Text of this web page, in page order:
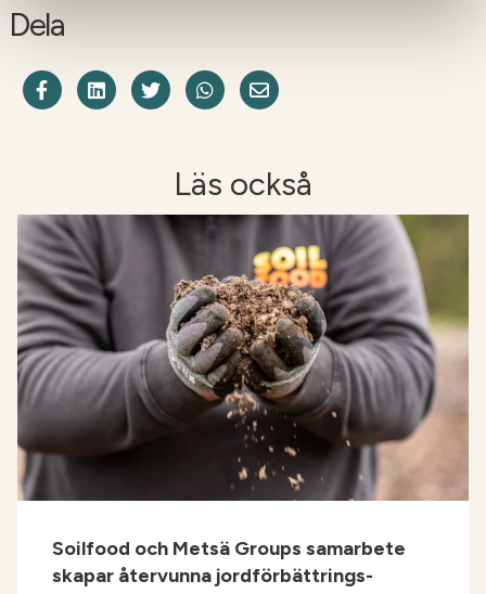
Dela
Dela på Facebook
Share on LinkedIn
Dela på Twitter
Dela på WhatsApp
Läs också
Soilfood och Metsä Groups samarbete
skapar återvunna jordförbättrings-